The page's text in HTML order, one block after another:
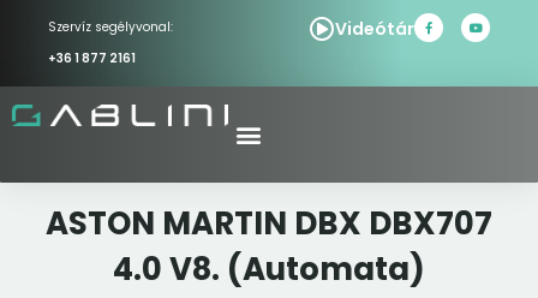
Szervíz segélyvonal:
+36 1 877 2161
Videótár
ASTON MARTIN DBX DBX707
4.0 V8. (Automata)